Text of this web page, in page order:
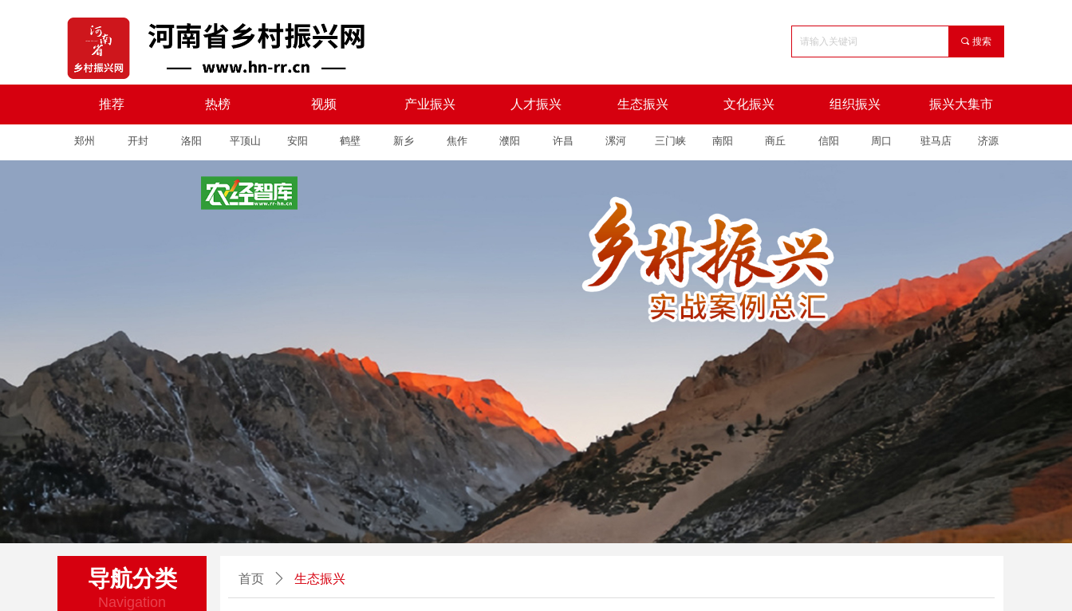
推荐 热榜
热榜
视频 产业振兴
产业振兴
人才振兴
人才振兴
生态振兴
生态振兴
文化振兴
文化振兴
组织振兴
组织振兴
振兴大集市
振兴大集市
끠 搜索
郑州 开封 洛阳 平顶山 安阳 鹤壁 新乡 焦作 濮阳 许昌 漯河 三门峡 南阳 商丘 信阳 周口 驻马店 济源
导航分类
Navigation
首页 ꄲ 生态振兴